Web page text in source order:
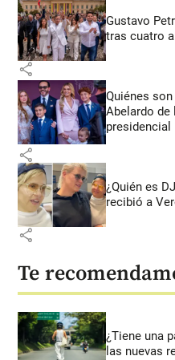
Gustavo
tras cuatro
share
Quiénes
Abelardo de
presidencial
share
¿Quién es
recibió a
share
Te
¿Tiene una
las nuevas